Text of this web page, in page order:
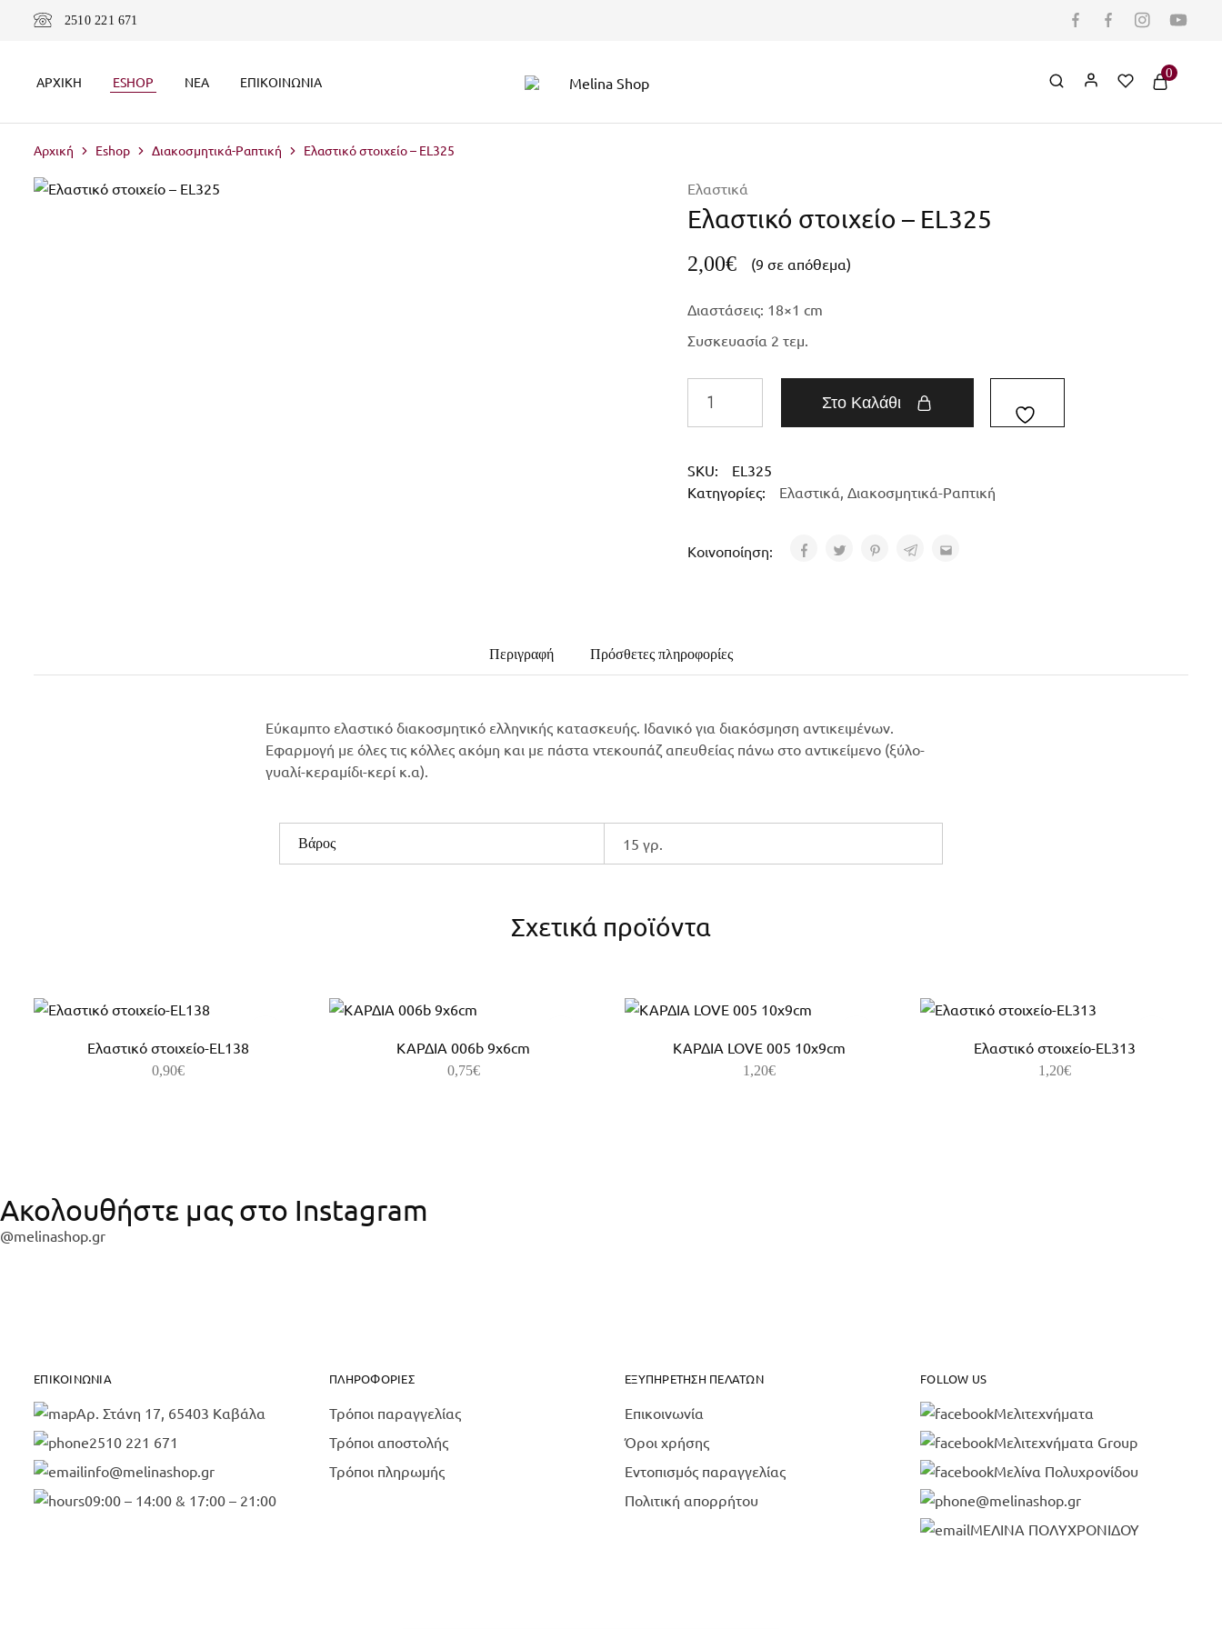
2510 221 671
ΑΡΧΙΚΉ ESHOP ΝΈΑ ΕΠΙΚΟΙΝΩΝΊΑ
Melina
0
Αρχική Eshop Διακοσμητικά-Ραπτική Ελαστικό στοιχείο – EL325
Ελαστικά
Ελαστικό στοιχείο – EL325
2,00€ (9 σε απόθεμα)
Διαστάσεις: 18×1 cm
Συσκευασία 2 τεμ.
Στο Καλάθι
SKU:
EL325
Κατηγορίες:
Ελαστικά, Διακοσμητικά-Ραπτική
Κοινοποίηση:
Περιγραφή Πρόσθετες πληροφορίες
Εύκαμπτο ελαστικό διακοσμητικό ελληνικής κατασκευής. Ιδανικό για διακόσμηση αντικειμένων.
Εφαρμογή με όλες τις κόλλες ακόμη και με πάστα ντεκουπάζ απευθείας πάνω στο αντικείμενο (ξύλο-
γυαλί-κεραμίδι-κερί κ.α).
Βάρος 15 γρ.
Σχετικά προϊόντα
Ελαστικό στοιχείο-EL138
0,90€
ΚΑΡΔΙΑ 006b 9x6cm
0,75€
ΚΑΡΔΙΑ LOVE 005 10x9cm
1,20€
Ελαστικό στοιχείο-EL313
1,20€
Ακολουθήστε μας στο Instagram
@melinashop.gr
ΕΠΙΚΟΙΝΩΝΊΑ
Αρ. Στάνη 17, 65403 Καβάλα
2510 221 671
info@melinashop.gr
09:00 – 14:00 & 17:00 – 21:00
ΠΛΗΡΟΦΟΡΊΕΣ
Τρόποι παραγγελίας
Τρόποι αποστολής
Τρόποι πληρωμής
ΕΞΥΠΗΡΈΤΗΣΗ ΠΕΛΑΤΏΝ
Επικοινωνία
Όροι χρήσης
Εντοπισμός παραγγελίας
Πολιτική απορρήτου
FOLLOW US
Μελιτεχνήματα
Μελιτεχνήματα Group
Μελίνα Πολυχρονίδου
@melinashop.gr
ΜΕΛΙΝΑ ΠΟΛΥΧΡΟΝΙΔΟΥ